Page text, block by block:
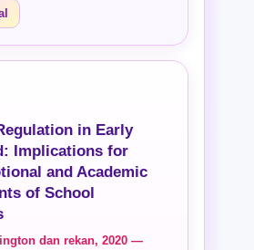
in Early
Implications for
and Academic
of School
dan rekan, 2020 —